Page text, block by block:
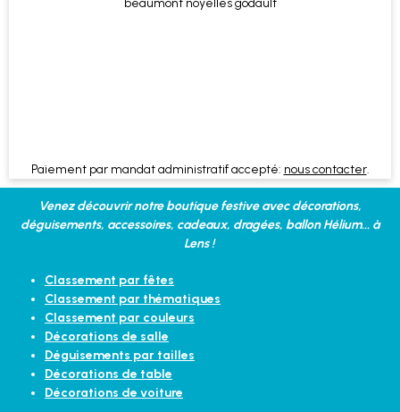
Paiement par mandat administratif accepté: nous contacter.
Venez découvrir notre boutique festive avec décorations,
déguisements, accessoires, cadeaux, dragées, ballon Hélium... à
Lens !
Classement par fêtes
Classement par thématiques
Classement par couleurs
Décorations de salle
Déguisements par tailles
Décorations de table
Décorations de voiture